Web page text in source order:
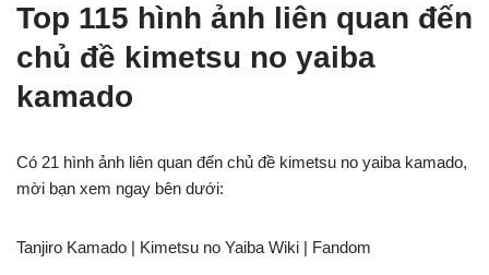
Top 115 hình ảnh liên quan đến
chủ đề kimetsu no yaiba
kamado
Có 21 hình ảnh liên quan đến chủ đề kimetsu no yaiba kamado,
mời bạn xem ngay bên dưới:
Tanjiro Kamado | Kimetsu no Yaiba Wiki | Fandom